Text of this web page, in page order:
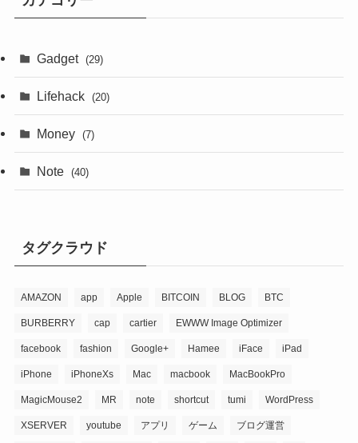
Gadget (29)
Lifehack (20)
Money (7)
Note (40)
タグクラウド
AMAZON app Apple BITCOIN BLOG BTC
BURBERRY cap cartier EWWW Image Optimizer
facebook fashion Google+ Hamee iFace iPad
iPhone iPhoneXs Mac macbook MacBookPro
MagicMouse2 MR note shortcut tumi WordPress
XSERVER youtube アプリ ゲーム ブログ運営